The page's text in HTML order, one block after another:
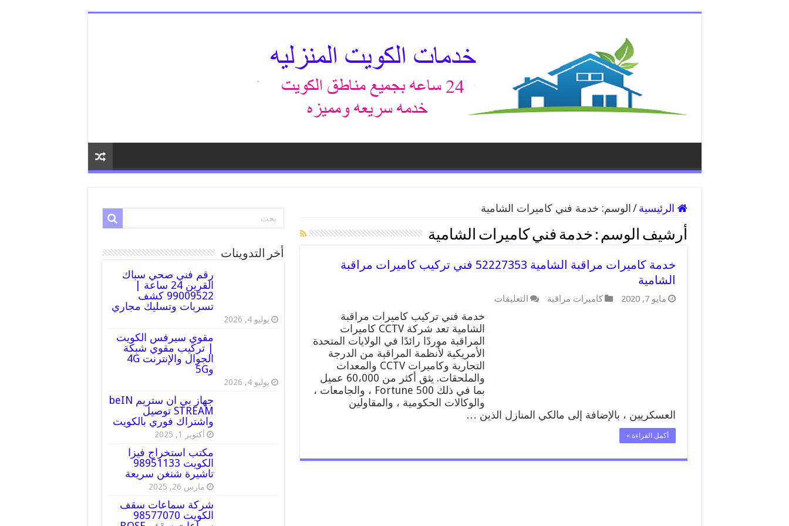
الرئيسية / الوسم: خدمة فني كاميرات الشامية
أرشيف الوسم : خدمة فني كاميرات الشامية
خدمة كاميرات مراقبة الشامية 52227353 فني تركيب كاميرات مراقبة
الشامية
مايو 7, 2020 كاميرات مراقبة التعليقات
خدمة فني تركيب كاميرات مراقبة
الشامية تعد شركة CCTV كاميرات
المراقبة موردًا رائدًا في الولايات المتحدة
الأمريكية لأنظمة المراقبة من الدرجة
التجارية وكاميرات CCTV والمعدات
والملحقات. يثق أكثر من 60،000 عميل
بما في ذلك Fortune 500 ، والجامعات ،
والوكالات الحكومية ، والمقاولين
العسكريين ، بالإضافة إلى مالكي المنازل الذين …
أكمل القراءة »
أخر التدوينات
رقم فني صحي سباك
القرين 24 ساعة |
99009522 كشف
تسربات وتسليك مجاري
يوليو 4, 2026
مقوي سيرفس الكويت
| تركيب مقوي شبكة
الجوال والإنترنت 4G
و5G
يوليو 4, 2026
جهاز بي ان ستريم beIN
STREAM توصيل
واشتراك فوري بالكويت
أكتوبر 1, 2025
مكتب استخراج فيزا
الكويت 98951133
تاشيرة شنغن سريعة
مارس 26, 2025
شركة سماعات سقف
الكويت 98577070